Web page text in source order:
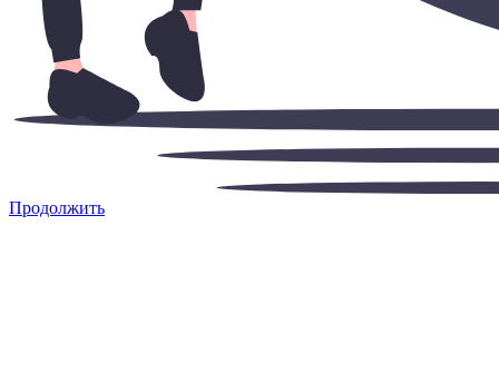
Продолжить